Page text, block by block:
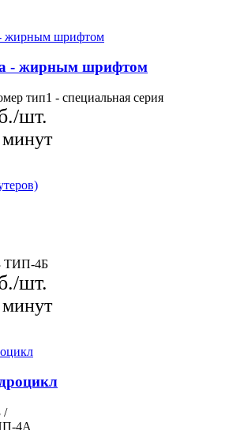
- жирным шрифтом
тип1 - специальная серия
шт.
ТИП-4Б
шт.
минут
/
4А